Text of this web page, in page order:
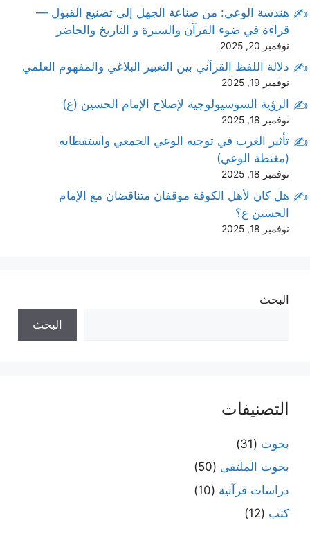
هندسة الوعي: من صناعة الجهل إلى تصنيع القبول —
قراءة في ضوء القرآن والسيرة و التاريخ والحاضر
نوفمبر 20, 2025
دلالة اللفظ القرآني بين التعبير البلاغي والمفهوم العلمي
نوفمبر 19, 2025
الرؤية السوسيولوجية لإصلاح الإمام الحسين (ع)
نوفمبر 18, 2025
تأثير الغرب في توجيه الوعي الجمعي واستقطابه
(مغنطة الوعي)
نوفمبر 18, 2025
هل كان لأهل الكوفة موقفان متناقضان مع الإمام
الحسين ع؟
نوفمبر 18, 2025
البحث
البحث
التصنيفات
بحوث (31)
بحوث الملتقى (50)
دراسات قرآنية (10)
كتب (12)